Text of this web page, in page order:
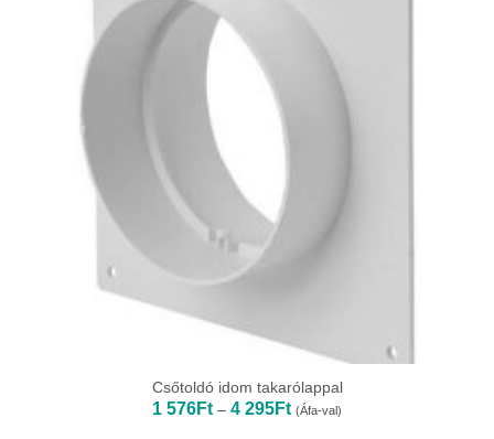
Csőtoldó idom takarólappal
1 576Ft – 4 295FtÁrtartomány:
1
(Áfa-val)